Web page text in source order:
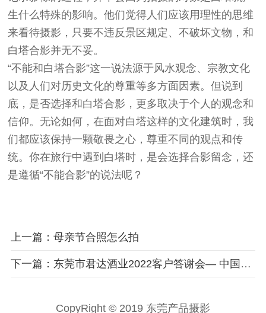
生什么特殊的影响。他们觉得人们应该用理性的思维
来看待摄影，只要不违反景区规定、不破坏文物，和
白塔合影并无不妥。
“不能和白塔合影”这一说法源于风水观念、宗教文化
以及人们对历史文化的尊重等多方面因素。但说到
底，是否选择和白塔合影，更多取决于个人的观念和
信仰。无论如何，在面对白塔这样的文化建筑时，我
们都应该保持一颗敬畏之心，尊重不同的观点和传
统。你在旅行中遇到白塔时，是会选择合影留念，还
是遵循“不能合影”的说法呢？
上一篇：母亲节合照怎么拍
下一篇：东莞市君达酒业2022客户答谢会— 中国梦 梦之蓝拍摄现场
CopyRight © 2019 东莞产品摄影